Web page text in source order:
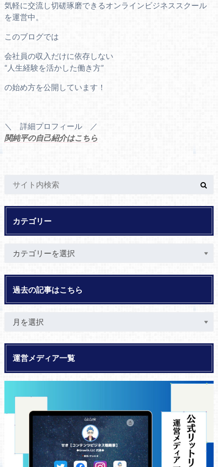
気軽に交流し切磋琢磨できるオンラインビジネススクール
を運営中。
このブログでは
会社員の収入だけに依存しない
“人生経験を活かした働き方”
の始め方を公開しています！
＼ 詳細プロフィール ／
関純平の自己紹介はこちら
カテゴリー
過去の記事はこちら
運営メディア一覧